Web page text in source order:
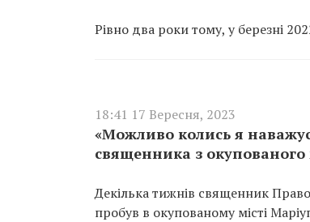
Рівно два роки тому, у березні
18:41 17 Вересня, 2023
«Можливо колись я
священника з окупованого
Декілька тижнів священник
пробув в окупованому місті